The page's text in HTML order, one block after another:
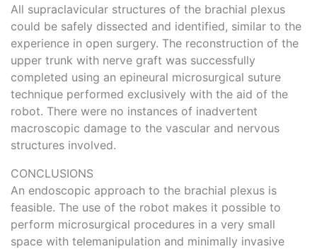
All supraclavicular structures of the brachial plexus
could be safely dissected and identified, similar to the
experience in open surgery. The reconstruction of the
upper trunk with nerve graft was successfully
completed using an epineural microsurgical suture
technique performed exclusively with the aid of the
robot. There were no instances of inadvertent
macroscopic damage to the vascular and nervous
structures involved.
CONCLUSIONS
An endoscopic approach to the brachial plexus is
feasible. The use of the robot makes it possible to
perform microsurgical procedures in a very small
space with telemanipulation and minimally invasive